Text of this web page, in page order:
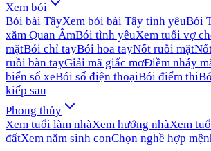
Xem bói
Bói bài TâyXem bói bài Tây tình yêuBói
xăm Quan ÂmBói tình yêuXem tuổi vợ
mặtBói chỉ tayBói hoa tayNốt ruồi mặt
ruồi bàn tayGiải mã giấc mơĐiềm nháy
biển số xeBói số điện thoạiBói điểm thi
kiếp sau
Phong thủy
Xem tuổi làm nhàXem hướng nhàXem
đấtXem năm sinh conChọn nghề hợp